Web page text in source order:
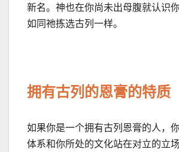
新名。神也在你尚未出母腹就认识
如同祂拣选古列一样。
拥有古列的恩膏的特质
如果你是一个拥有古列恩膏的人，
体系和你所处的文化站在对立的立